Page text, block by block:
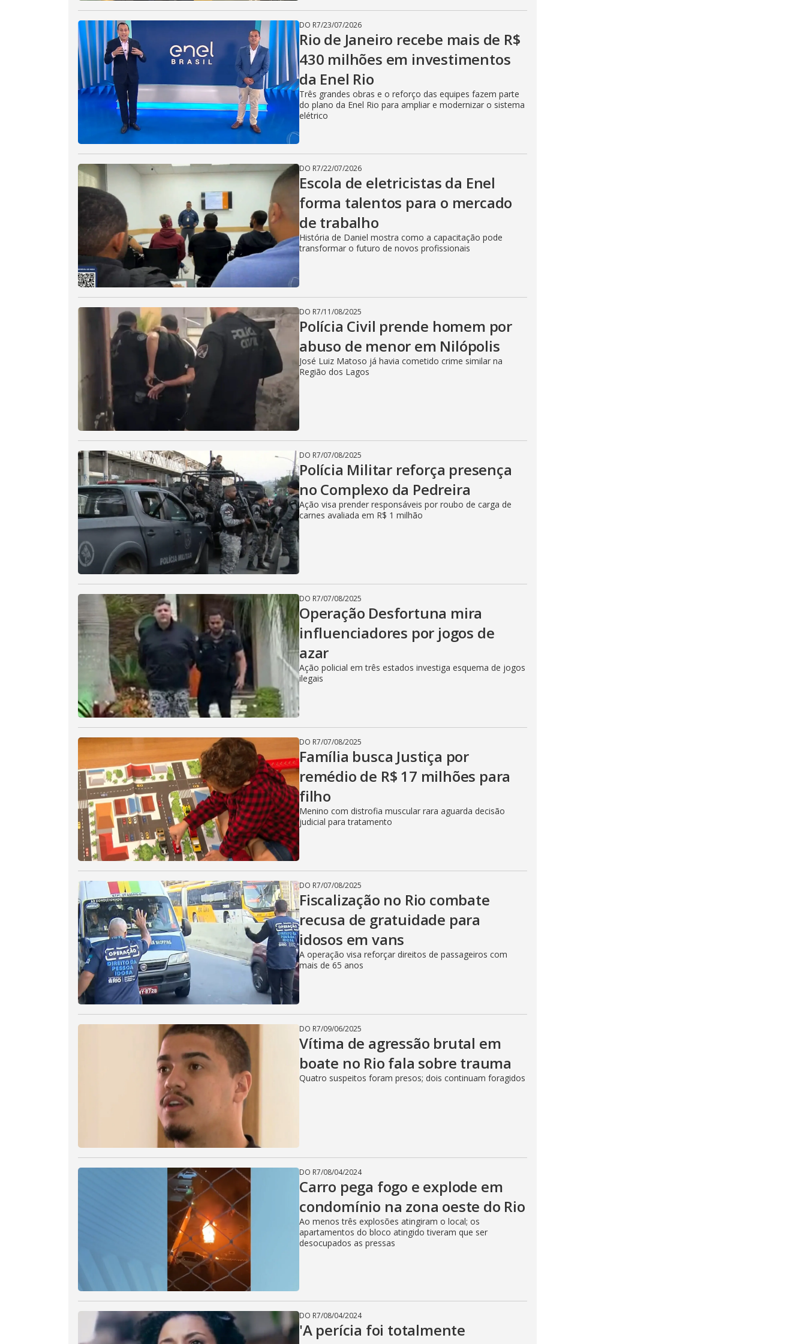
i
d
e
o
DO R7/23/07/2026
Rio de Janeiro recebe mais de R$
430 milhões em investimentos
da Enel Rio
Três grandes obras e o reforço das equipes fazem parte
do plano da Enel Rio para ampliar e modernizar o sistema
elétrico
DO R7/22/07/2026
Escola de eletricistas da Enel
forma talentos para o mercado
de trabalho
História de Daniel mostra como a capacitação pode
transformar o futuro de novos profissionais
DO R7/11/08/2025
Polícia Civil prende homem por
abuso de menor em Nilópolis
José Luiz Matoso já havia cometido crime similar na
Região dos Lagos
DO R7/07/08/2025
Polícia Militar reforça presença
no Complexo da Pedreira
Ação visa prender responsáveis por roubo de carga de
carnes avaliada em R$ 1 milhão
DO R7/07/08/2025
Operação Desfortuna mira
influenciadores por jogos de
azar
Ação policial em três estados investiga esquema de jogos
ilegais
DO R7/07/08/2025
Família busca Justiça por
remédio de R$ 17 milhões para
filho
Menino com distrofia muscular rara aguarda decisão
judicial para tratamento
DO R7/07/08/2025
Fiscalização no Rio combate
recusa de gratuidade para
idosos em vans
A operação visa reforçar direitos de passageiros com
mais de 65 anos
DO R7/09/06/2025
Vítima de agressão brutal em
boate no Rio fala sobre trauma
Quatro suspeitos foram presos; dois continuam foragidos
DO R7/08/04/2024
Carro pega fogo e explode em
condomínio na zona oeste do Rio
Ao menos três explosões atingiram o local; os
apartamentos do bloco atingido tiveram que ser
desocupados as pressas
DO R7/08/04/2024
'A perícia foi totalmente